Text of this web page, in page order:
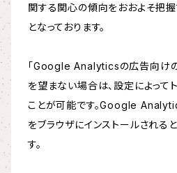
関する関心の傾向をおおよそ把
となっております。
「Google Analyticsの広告向け
を望まない場合は、設定によって
ことが可能です。Google
をブラウザにインストールされる
す。